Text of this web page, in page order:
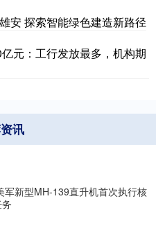
安 探索智能绿色建造新路径
元：工行发放最多，机构期
讯
军新型MH-139直升机首次执行核